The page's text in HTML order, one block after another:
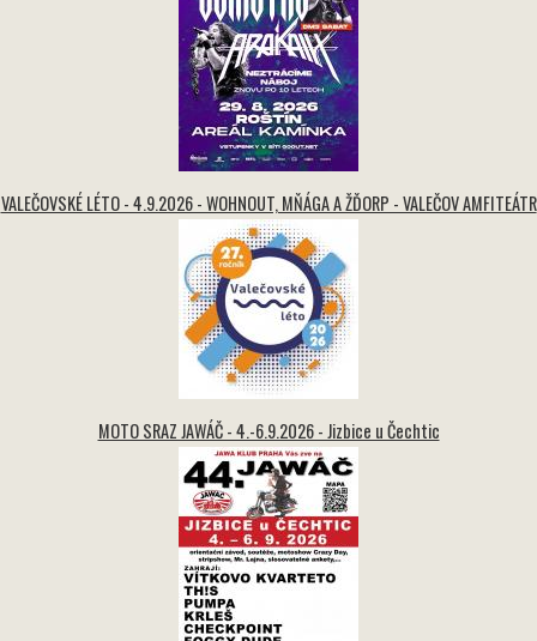
VALEČOVSKÉ LÉTO - 4.9.2026 - WOHNOUT, MŇÁGA A ŽĎORP - VALEČOV AMFITEÁTR
MOTO SRAZ JAWÁČ - 4.-6.9.2026 - Jizbice u Čechtic